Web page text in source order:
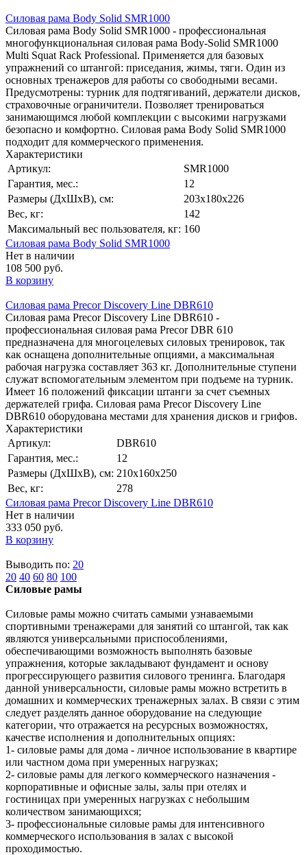
Силовая рама Body Solid SMR1000
Силовая рама Body Solid SMR1000 - профессиональная
многофункциональная силовая рама Body-Solid SMR1000
Multi Squat Rack Professional. Применяется для базовых
упражнений со штангой: приседания, жимы, тяги. Один из
основных тренажеров для работы со свободными весами.
Предусмотрены: турник для подтягиваний, держатели дисков,
страховочные ограничители. Позволяет тренироваться
занимающимся любой комплекции с высокими нагрузками
безопасно и комфортно. Силовая рама Body Solid SMR1000
подходит для коммерческого применения.
Характеристики
Артикул:
SMR1000
Гарантия, мес.:
12
Размеры (ДхШхВ), см:
203х180х226
Вес, кг:
142
Максимальный вес пользователя, кг: 160
Силовая рама Body Solid SMR1000
Нет в наличии
108 500 руб.
В корзину
Силовая рама Precor Discovery Line DBR610
Силовая рама Precor Discovery Line DBR610 -
профессиональная силовая рама Precor DBR 610
предназначена для многоцелевых силовых тренировок, так
как оснащена дополнительные опциями, а максимальная
рабочая нагрузка составляет 363 кг. Дополнительные ступени
служат вспомогательным элементом при подъеме на турник.
Имеет 16 положений фиксации штанги за счет съемных
держателей грифа. Силовая рама Precor Discovery Line
DBR610 оборудована местами для хранения дисков и грифов.
Характеристики
Артикул:
DBR610
Гарантия, мес.:
12
Размеры (ДхШхВ), см: 210х160х250
Вес, кг:
278
Силовая рама Precor Discovery Line DBR610
Нет в наличии
333 050 руб.
В корзину
Выводить по: 20
20 40 60 80 100
Силовые рамы
Силовые рамы можно считать самыми узнаваемыми
спортивными тренажерами для занятий со штангой, так как
являются универсальными приспособлениями,
обеспечивающими возможность выполнять базовые
упражнения, которые закладывают фундамент и основу
прогрессирующего развития силового тренинга. Благодаря
данной универсальности, силовые рамы можно встретить в
домашних и коммерческих тренажерных залах. В связи с этим
следует разделять данное оборудование на следующие
категории, что отражается на ресурсных возможностях,
качестве исполнения и дополнительных опциях:
1- силовые рамы для дома - личное использование в квартире
или частном дома при умеренных нагрузках;
2- силовые рамы для легкого коммерческого назначения -
корпоративные и офисные залы, залы при отелях и
гостиницах при умеренных нагрузках с небольшим
количеством занимающихся;
3- профессиональные силовые рамы для интенсивного
коммерческого использования в залах с высокой
проходимостью.